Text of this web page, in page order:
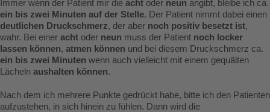
Immer wenn der Patient mir die acht oder neun angibt, bleibe ich ca.
ein bis zwei Minuten auf der Stelle. Der Patient nimmt dabei einen
deutlichen Druckschmerz, der aber noch positiv besetzt ist,
wahr. Bei einer acht oder neun muss der Patient noch locker
lassen können, atmen können und bei diesem Druckschmerz ca.
ein bis zwei Minuten wenn auch vielleicht mit einem gequälten
Lächeln aushalten können.
Nach dem ich mehrere Punkte gedrückt habe, bitte ich den Patienten
aufzustehen, in sich hinein zu fühlen. Dann wird die